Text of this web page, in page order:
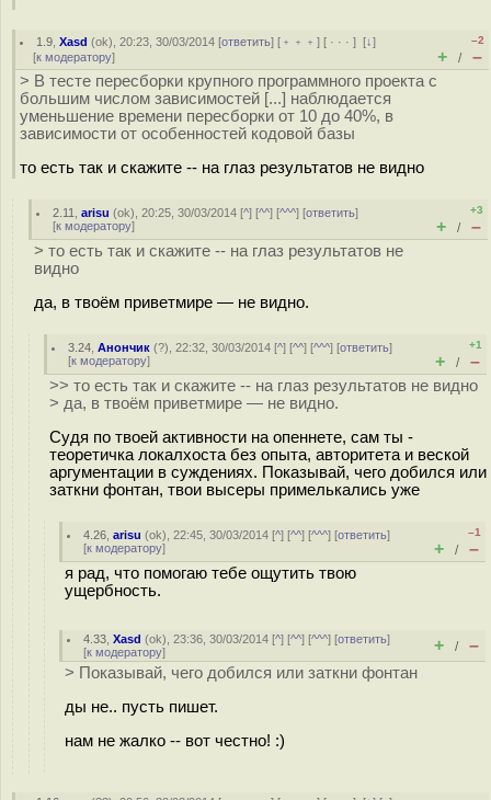
1.9 ,Xasd (ok), 20:23, 30/03/2014 [ответить] [ ﹢﹢﹢] [ · · ·][↓]
[к модератору]
–2
+ / –
> В тесте пересборки крупного программного проекта с
большим числом зависимостей [...] наблюдается
уменьшение времени пересборки от 10 до 40%, в
зависимости от особенностей кодовой базы
то есть так и скажите -- на глаз результатов не видно
2.11 ,arisu (ok), 20:25, 30/03/2014 [^] [^^] [^^^] [ответить]
[к модератору]
+3
+ / –
> то есть так и скажите -- на глаз результатов не
видно
да, в твоём приветмире — не видно.
3.24 ,Анончик (?), 22:32, 30/03/2014 [^] [^^] [^^^] [ответить]
[к модератору]
+1
+ / –
>> то есть так и скажите -- на глаз результатов не видно
> да, в твоём приветмире — не видно.
Судя по твоей активности на опеннете, сам ты -
теоретичка локалхоста без опыта, авторитета и веской
аргументации в суждениях. Показывай, чего добился или
заткни фонтан, твои высеры примелькались уже
4.26 ,arisu (ok), 22:45, 30/03/2014 [^] [^^] [^^^] [ответить]
[к модератору]
–1
+ / –
я рад, что помогаю тебе ощутить твою
ущербность.
4.33 ,Xasd (ok), 23:36, 30/03/2014 [^] [^^] [^^^] [ответить]
[к модератору] + / –
> Показывай, чего добился или заткни фонтан
ды не.. пусть пишет.
нам не жалко -- вот честно! :)